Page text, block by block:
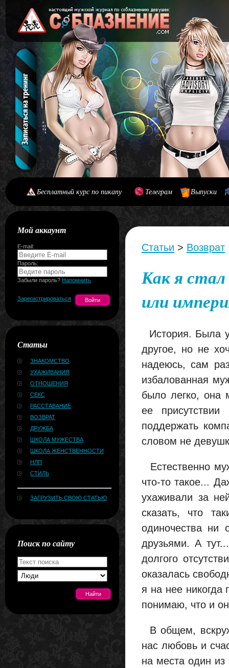
Бесплатный курс по пикапу Телеграм Выпуски
Мой аккаунт
E-mail:
Пароль:
Забыли пароль? Напомнить
Зарегистрироваться
Статьи
ЗНАКОМСТВО
УХАЖИВАНИЯ
ОТНОШЕНИЯ
СЕКС
РАССТАВАНИЕ
ВОЗВРАТ
ДРУЖБА
ШКОЛА МУЖЕСТВА
ШКОЛА ЖЕНСТВЕННОСТИ
НЛП
СТИЛЬ
ЗАГРУЗИТЬ СВОЮ СТАТЬЮ
Поиск по сайту
Статьи > Возврат
Как я
или
История. Была
другое, но не
надеюсь, сам
избалованная
было легко, она
ее
поддержать
словом не
Естественно
что-то такое...
ухаживали за
сказать, что
одиночества
друзьями. А
долгого
оказалась
я на нее никогда
понимаю, что и
В общем,
нас любовь и
на места один из